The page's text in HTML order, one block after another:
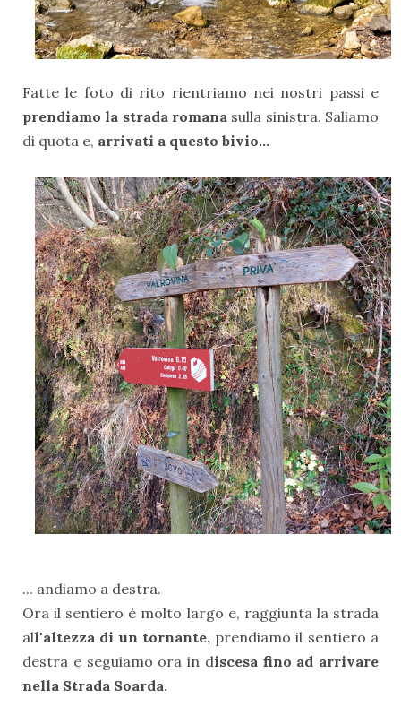
Fatte le foto di rito rientriamo nei nostri passi e
prendiamo la strada romana sulla sinistra. Saliamo
di quota e, arrivati a questo bivio...
... andiamo a destra.
Ora il sentiero è molto largo e, raggiunta la strada
all'altezza di un tornante,prendiamo il sentiero a
destra e seguiamo ora in discesa fino ad arrivare
nella Strada Soarda.